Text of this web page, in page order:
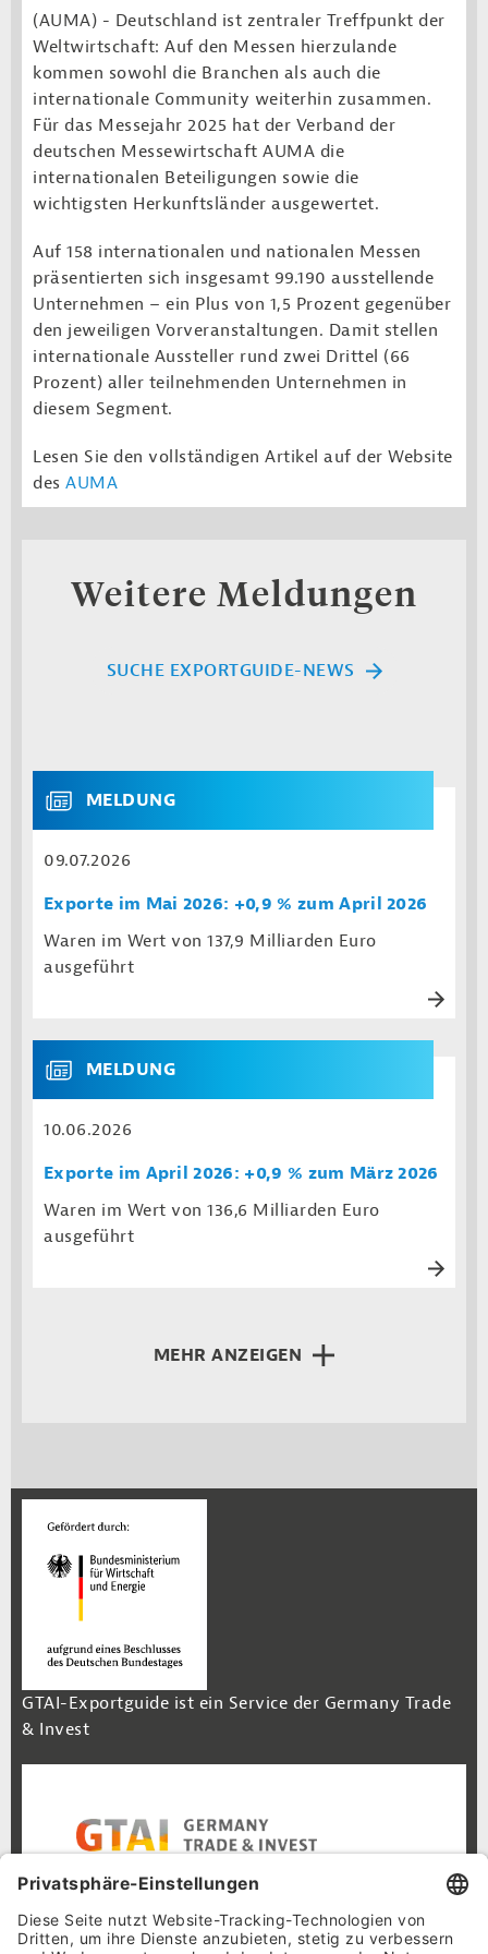
(AUMA) - Deutschland ist zentraler Treffpunkt der
Weltwirtschaft: Auf den Messen hierzulande
kommen sowohl die Branchen als auch die
internationale Community weiterhin zusammen.
Für das Messejahr 2025 hat der Verband der
deutschen Messewirtschaft AUMA die
internationalen Beteiligungen sowie die
wichtigsten Herkunftsländer ausgewertet.
Auf 158 internationalen und nationalen Messen
präsentierten sich insgesamt 99.190 ausstellende
Unternehmen – ein Plus von 1,5 Prozent gegenüber
den jeweiligen Vorveranstaltungen. Damit stellen
internationale Aussteller rund zwei Drittel (66
Prozent) aller teilnehmenden Unternehmen in
diesem Segment.
Lesen Sie den vollständigen Artikel auf der Website
des AUMA
Weitere Meldungen
SUCHE EXPORTGUIDE-NEWS
MELDUNG
09.07.2026
Exporte im Mai 2026: +0,9 % zum April 2026
Waren im Wert von 137,9 Milliarden Euro
ausgeführt
MELDUNG
10.06.2026
Exporte im April 2026: +0,9 % zum März 2026
Waren im Wert von 136,6 Milliarden Euro
ausgeführt
MEHR ANZEIGEN
GTAI-Exportguide ist ein Service der Germany Trade
& Invest